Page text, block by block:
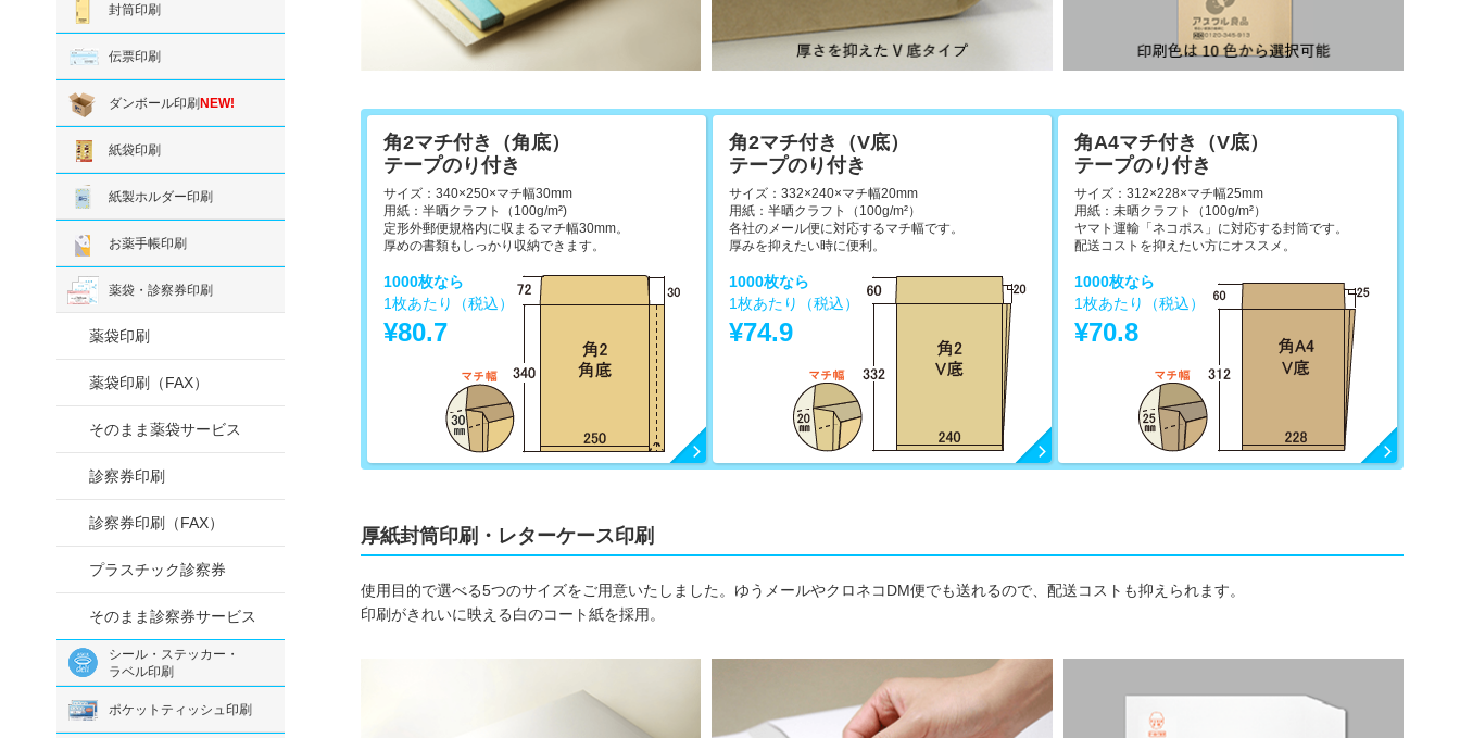
角2マチ付き（角底）
テープのり付き
サイズ：340×250×マチ幅30mm
用紙：半晒クラフト（100g/m²)
定形外郵便規格内に収まるマチ幅30mm。
厚めの書類もしっかり収納できます。
1000枚なら
1枚あたり（税込）
¥80.7
角2マチ付き（V底）
テープのり付き
サイズ：332×240×マチ幅20mm
用紙：半晒クラフト（100g/m²）
各社のメール便に対応するマチ幅です。
厚みを抑えたい時に便利。
1000枚なら
1枚あたり（税込）
¥74.9
角A4マチ付き（V底）
テープのり付き
サイズ：312×228×マチ幅25mm
用紙：未晒クラフト（100g/m²）
ヤマト運輸「ネコポス」に対応する封筒です。
配送コストを抑えたい方にオススメ。
1000枚なら
1枚あたり（税込）
¥70.8
厚紙封筒印刷・レターケース印刷
使用目的で選べる5つのサイズをご用意いたしました。ゆうメールやクロネコDM便でも送れるので、配送コストも抑えられます。
印刷がきれいに映える白のコート紙を採用。
封筒印刷
伝票印刷
ダンボール印刷NEW!
紙袋印刷
紙製ホルダー印刷
お薬手帳印刷
薬袋・診察券印刷
薬袋印刷
薬袋印刷（FAX）
そのまま薬袋サービス
診察券印刷
診察券印刷（FAX）
プラスチック診察券
そのまま診察券サービス
シール・ステッカー・
ラベル印刷
ポケットティッシュ印刷